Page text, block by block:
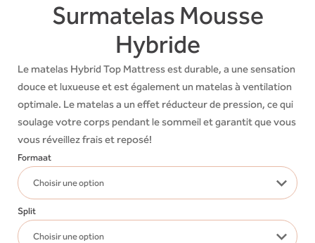
Surmatelas Mousse
Hybride
Le matelas Hybrid Top Mattress est durable, a une sensation
douce et luxueuse et est également un matelas à ventilation
optimale. Le matelas a un effet réducteur de pression, ce qui
soulage votre corps pendant le sommeil et garantit que vous
vous réveillez frais et reposé!
Formaat
Split